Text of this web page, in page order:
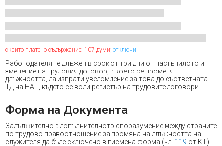
скрито платено съдържание: 107 думи; отключи
Работодателят е длъжен в срок от три дни от настъпилото и
зменение на трудовия договор, с което се променя
длъжността, да изпрати уведомление за това до съответната
ТД на НАП, където се води регистър на трудовите договори.
Форма на Документа
Задължително е допълнителното споразумение между страните
по трудово правоотношение за промяна на длъжността на
служителя да бъде сключено в писмена форма (чл. 119 от КТ).